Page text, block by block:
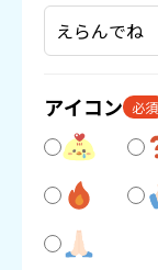
アイコン 必須